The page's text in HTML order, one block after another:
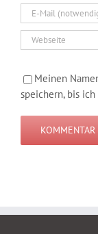
Meinen
speichern, bis